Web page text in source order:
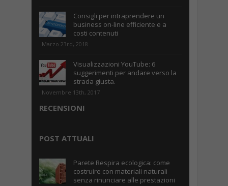
Consigli per intraprendere un
business on-line efficiente e a
costi contenuti
Marzo 23rd, 2018
Visualizzazioni YouTube: 6
suggerimenti per andare verso la
strada giusta.
Novembre 13th, 2017
RECENSIONI
POST ATTUALI
Parete Respira ecologica: come
costruire con materiali naturali
senza rinunciare alle prestazioni